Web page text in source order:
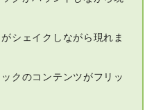
シェイクしながら現れま
クのコンテンツがフリッ